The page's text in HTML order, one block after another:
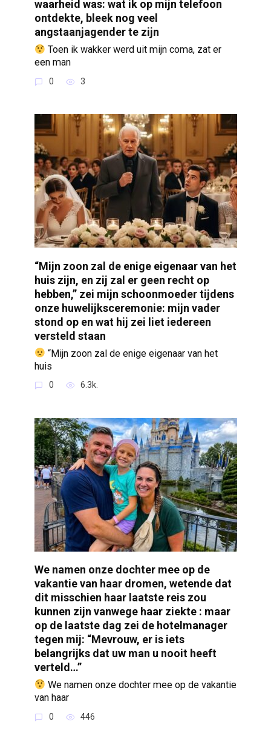
waarheid was: wat ik op mijn telefoon
ontdekte, bleek nog veel
angstaanjagender te zijn
Toen ik wakker werd uit mijn coma, zat er
een man
0 3
“Mijn zoon zal de enige eigenaar van het
huis zijn, en zij zal er geen recht op
hebben,” zei mijn schoonmoeder tijdens
onze huwelijksceremonie: mijn vader
stond op en wat hij zei liet iedereen
versteld staan
“Mijn zoon zal de enige eigenaar van het
huis
0 6.3k.
We namen onze dochter mee op de
vakantie van haar dromen, wetende dat
dit misschien haar laatste reis zou
kunnen zijn vanwege haar ziekte : maar
op de laatste dag zei de hotelmanager
tegen mij: “Mevrouw, er is iets
belangrijks dat uw man u nooit heeft
verteld…”
We namen onze dochter mee op de vakantie
van haar
0 446